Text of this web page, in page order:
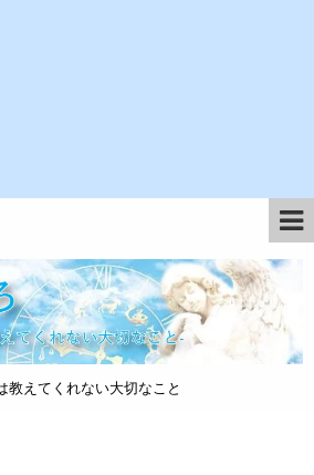
教えてくれない大切なこと